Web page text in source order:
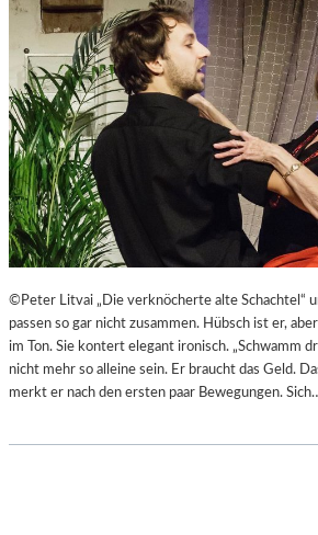
©Peter Litvai „Die verknöcherte alte Schachtel“
passen so gar nicht zusammen. Hübsch ist er,
im Ton. Sie kontert elegant ironisch. „Schwamm
nicht mehr so alleine sein. Er braucht das Geld.
merkt er nach den ersten paar Bewegungen.